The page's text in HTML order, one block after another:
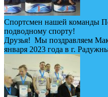
Спортсмен нашей команды
подводному спорту!
Друзья! Мы поздравляем
января 2023 года в г.